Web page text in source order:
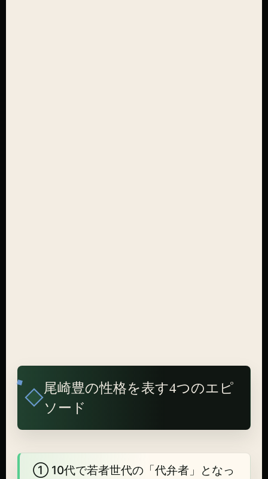
尾崎豊の性格を表す4つのエピ
ソード
① 10代で若者世代の「代弁者」となっ